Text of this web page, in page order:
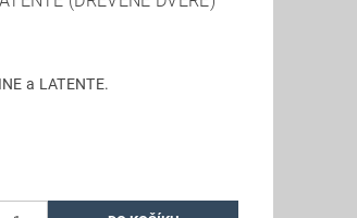
a LATENTE.